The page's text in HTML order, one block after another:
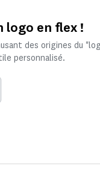
logo en flex !
des origines du
personnalisé.